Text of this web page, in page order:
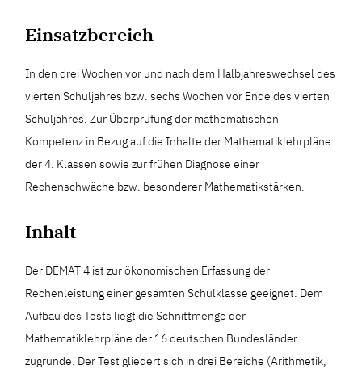
Einsatzbereich
In den drei Wochen vor und nach dem Halbjahreswechsel des
vierten Schuljahres bzw. sechs Wochen vor Ende des vierten
Schuljahres. Zur Überprüfung der mathematischen
Kompetenz in Bezug auf die Inhalte der Mathematiklehrpläne
der 4. Klassen sowie zur frühen Diagnose einer
Rechenschwäche bzw. besonderer Mathematikstärken.
Inhalt
Der DEMAT 4 ist zur ökonomischen Erfassung der
Rechenleistung einer gesamten Schulklasse geeignet. Dem
Aufbau des Tests liegt die Schnittmenge der
Mathematiklehrpläne der 16 deutschen Bundesländer
zugrunde. Der Test gliedert sich in drei Bereiche (Arithmetik,